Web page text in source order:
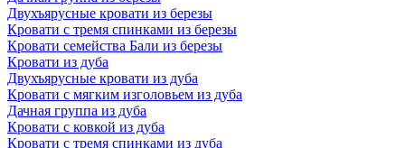
Двухъярусные кровати из березы
Кровати с тремя спинками из березы
Кровати семейства Бали из березы
Кровати из дуба
Двухъярусные кровати из дуба
Кровати с мягким изголовьем из дуба
Дачная группа из дуба
Кровати с ковкой из дуба
Кровати с тремя спинками из дуба